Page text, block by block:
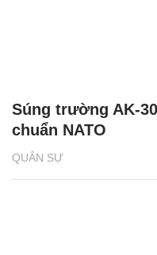
QUÂN SỰ
Súng trường AK-
chuẩn NATO